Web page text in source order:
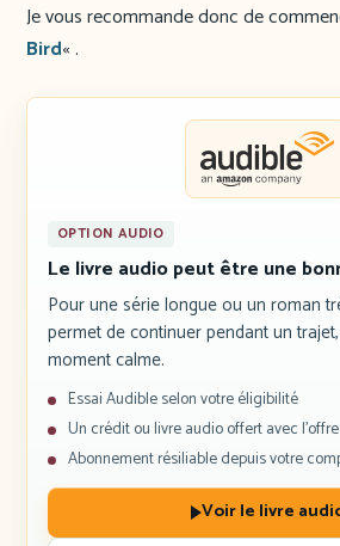
Je vous recommande donc de
Bird« .
OPTION AUDIO
Le livre audio peut être une
Pour une série longue ou un roman
permet de continuer pendant un
moment calme.
Essai Audible selon votre éligibilité
Un crédit ou livre audio offert avec
Abonnement résiliable depuis votre
Voir le livre